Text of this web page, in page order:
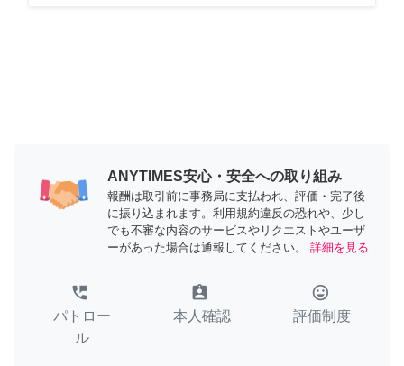
ANYTIMES安心・安全への取り組み
報酬は取引前に事務局に支払われ、評価・完了後
に振り込まれます。利用規約違反の恐れや、少し
でも不審な内容のサービスやリクエストやユーザ
ーがあった場合は通報してください。
詳細を見る
perm_phone_msg
パトロー
ル
assignment_ind
本人確認
tag_faces
評価制度